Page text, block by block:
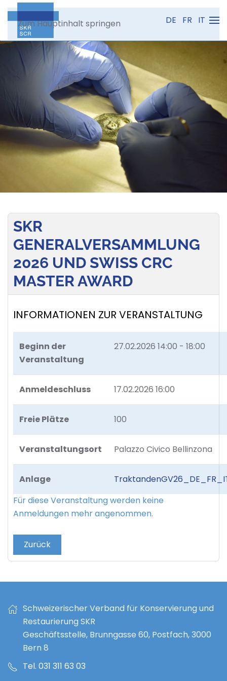
Zum Hauptinhalt springen DE FR IT
SKR
GENERALVERSAMMLUNG
2026 UND SWISS CRC
MASTER AWARD
INFORMATIONEN ZUR VERANSTALTUNG
Beginn der
Veranstaltung
27.02.2026 14:00 - 18:00
Anmeldeschluss 17.02.2026 16:00
Freie Plätze 100
Veranstaltungsort Palazzo Civico Bellinzona
Anlage
Für diese Veranstaltung werden keine
Anmeldungen mehr angenommen.
Zurück
Schweizerischer Verband für Konservierung und
Restaurierung SKR
Geschäftsstelle, Brunngasse 60, Postfach, 3000
Bern 8
Tel. 031 311 63 03